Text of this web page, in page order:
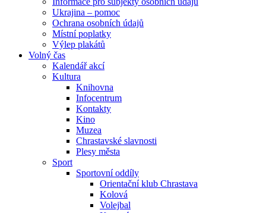
Ukrajina – pomoc
Ochrana osobních údajů
Místní poplatky
Výlep plakátů
Volný čas
Kalendář akcí
Kultura
Knihovna
Infocentrum
Kontakty
Kino
Muzea
Chrastavské slavnosti
Plesy města
Sport
Sportovní oddíly
Orientační klub Chrastava
Kolová
Volejbal